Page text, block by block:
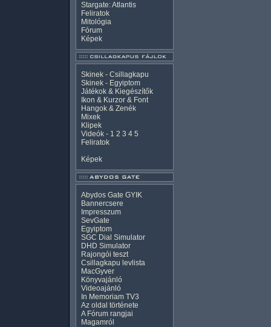
Stargate: Atlantis
Feliratok
Mitológia
Fórum
Képek
Skinek - Csillagkapu
Skinek - Egyiptom
Játékok & Kiegészítők
Ikon & Kurzor & Font
Hangok & Zenék
Mixek
Klipek
Videók- 1 2 3 4 5
Feliratok
Képek
Abydos Gate GYIK
Bannercsere
Impresszum
SevGate
Egyiptom
SGC Dial Simulator
DHD Simulator
Rajongói teszt
Csillagkapu levlista
MacGyver
Könyvajánló
Videoajánló
In Memoriam TV3
Az oldal története
A Fórum rangjai
Magamról